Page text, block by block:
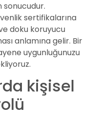
sonucudur.
sertifikalarına
doku koruyucu
anlamına gelir. Bir
uygunluğunuzu
kişisel